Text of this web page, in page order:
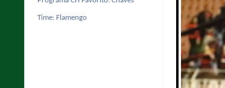
Time: Flamengo